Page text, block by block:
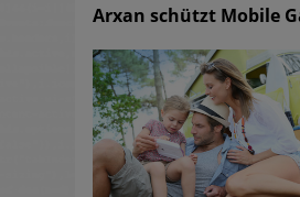
Arxan schützt Mobile